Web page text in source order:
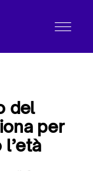
del
per